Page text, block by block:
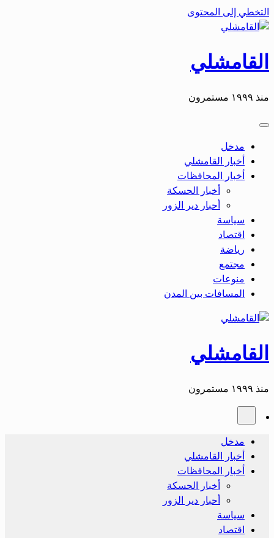
التخطي إلى المحتوى
القامشلي
منذ ١٩٩٩ مستمرون
مدخل
أخبار القامشلي
أخبار المحافظات
أخبار الحسكة
أحبار دير الزور
سياسة
اقتصاد
رياضة
مجتمع
منوعات
المسافات بين المدن
القامشلي
منذ ١٩٩٩ مستمرون
مدخل
أخبار القامشلي
أخبار المحافظات
أخبار الحسكة
أحبار دير الزور
سياسة
اقتصاد